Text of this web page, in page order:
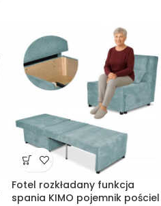
Fotel rozkładany funkcja
spania KIMO pojemnik pościel